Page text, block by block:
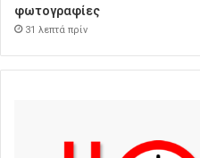
φωτογραφίες
31 λεπτά πρίν